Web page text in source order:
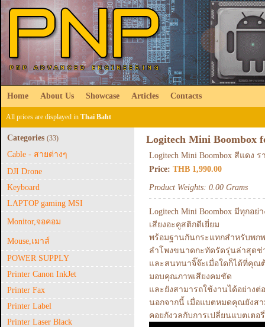
Home About Us Showcase Articles Contacts
All prices are displayed in Thai Baht
Categories (33)
Cable - สายต่างๆ
DJI Drone
Keyboard
LAPTOP gaming MSI
Monitor,จอคอม
Mouse,เมาส์
POWER SUPPLY
Printer Canon InkJet
Printer Fax
Printer Label
Printer Laser Black
Logitech Mini Boombox
Logitech Mini Boombox สีแดง
Price: THB 1,990.00
Product Weights: 0.00 Grams
Logitech Mini Boombox มีทุก
เสียงอะคูสติกดีเยี่ยม
พร้อมฐานกันกระแทกสำหรับพก
ลำโพงขนาดกะทัดรัดรุ่นล่าสุดช่
และสนทนาจิ๊จ๊ะเมื่อใดก็ได้ที่คุณ
มอบคุณภาพเสียงคมชัด
และยังสามารถใช้งานได้อย่างต่
นอกจากนี้ เมื่อแบตหมดคุณยังส
คอยกังวลกับการเปลี่ยนแบตเตอรี่